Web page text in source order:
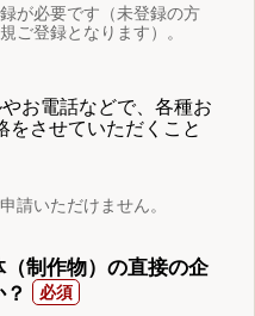
が必要です（未登録の方
ご登録となります）。
お電話などで、各種お
をさせていただくこと
請いただけません。
制作物）の直接の企